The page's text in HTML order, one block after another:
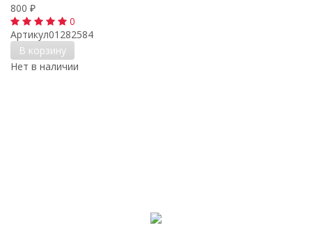
800 ₽
0
Артикул01282584
В корзину
Нет в наличии